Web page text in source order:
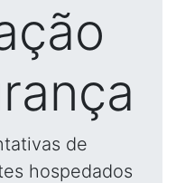
de
hospedados